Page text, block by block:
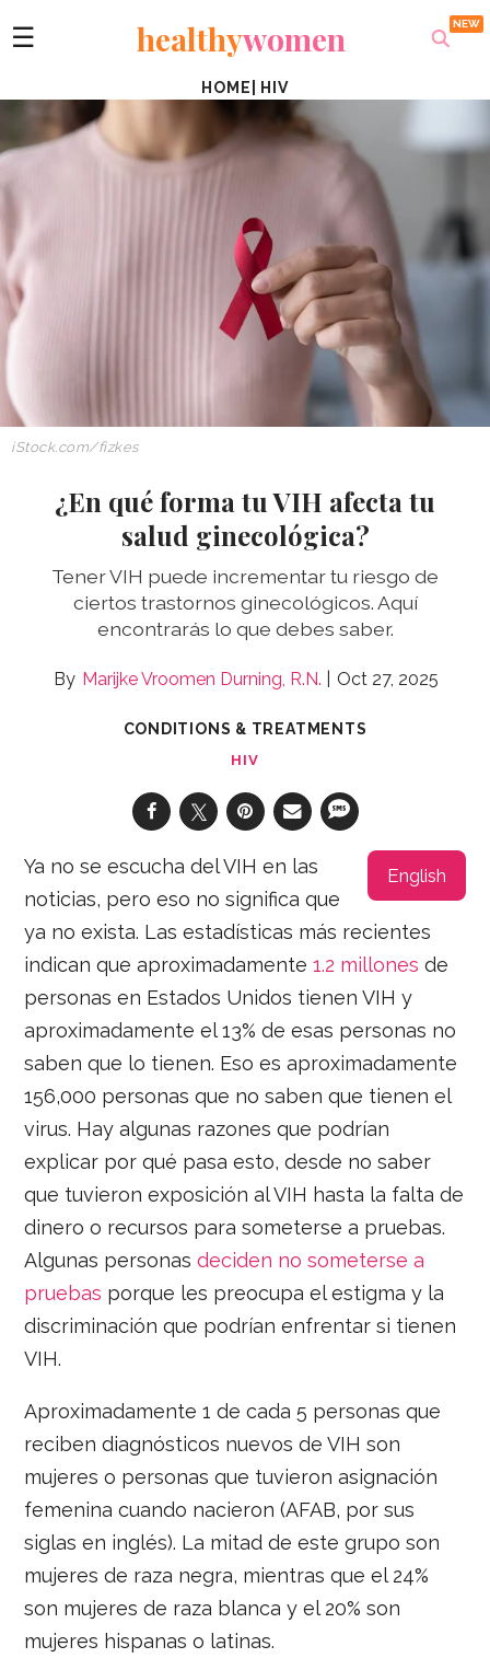
☰ healthywomen
HOME HIV
iStock.com/fizkes
¿En qué forma tu VIH afecta tu
salud ginecológica?
Tener VIH puede incrementar tu riesgo de
ciertos trastornos ginecológicos. Aquí
encontrarás lo que debes saber.
Marijke Vroomen Durning, R.N. Oct 27, 2025
CONDITIONS & TREATMENTS
HIV
English
Ya no se escucha del VIH en las
noticias, pero eso no significa que
ya no exista. Las estadísticas más recientes
indican que aproximadamente1.2 millones de
personas en Estados Unidos tienen VIH y
aproximadamente el 13% de esas personas no
saben que lo tienen. Eso es aproximadamente
156,000 personas que no saben que tienen el
virus. Hay algunas razones que podrían
explicar por qué pasa esto, desde no saber
que tuvieron exposición al VIH hasta la falta de
dinero o recursos para someterse a pruebas.
Algunas personasdeciden no someterse a
pruebas porque les preocupa el estigma y la
discriminación que podrían enfrentar si tienen
VIH.
Aproximadamente 1 de cada 5 personas que
reciben diagnósticos nuevos de VIH son
mujeres o personas que tuvieron asignación
femenina cuando nacieron (AFAB, por sus
siglas en inglés). La mitad de este grupo son
mujeres de raza negra, mientras que el 24%
son mujeres de raza blanca y el 20% son
mujeres hispanas o latinas.